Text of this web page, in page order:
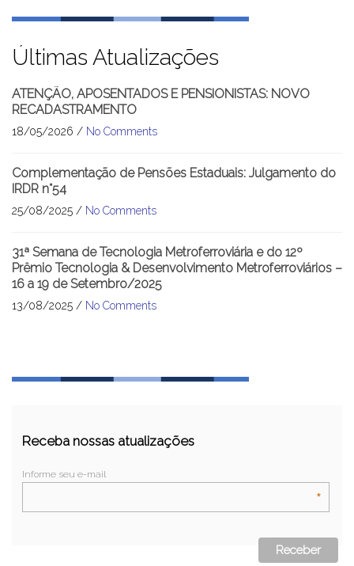
Últimas Atualizações
ATENÇÃO, APOSENTADOS E PENSIONISTAS: NOVO
RECADASTRAMENTO
18/05/2026 / No Comments
Complementação de Pensões Estaduais: Julgamento do
IRDR n°54
25/08/2025 / No Comments
31ª Semana de Tecnologia Metroferroviária e do 12º
Prêmio Tecnologia & Desenvolvimento Metroferroviários –
16 a 19 de Setembro/2025
13/08/2025 / No Comments
Receba nossas atualizações
Informe seu e-mail
*